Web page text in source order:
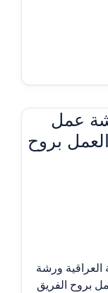
عمل
بروح
العراقية ورشة
بروح الفريق